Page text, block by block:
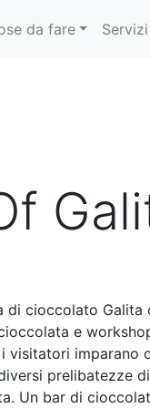
da fare
di cioccolato Galita
e
visitatori imparano
prelibatezze
Un bar di